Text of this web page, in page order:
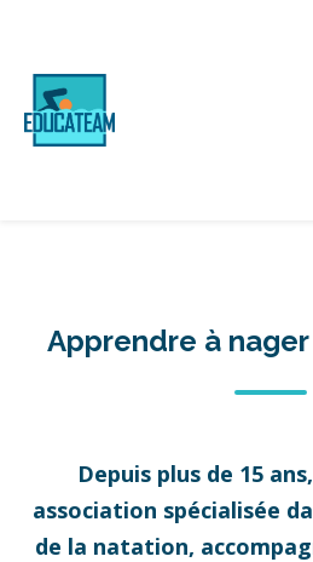
Apprendre à
Depuis plus de 15
association spécialisée
de la natation,